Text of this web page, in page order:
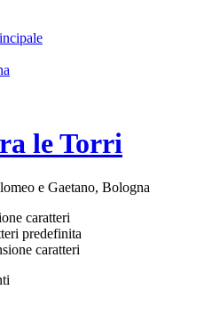
le Torri
e Gaetano, Bologna